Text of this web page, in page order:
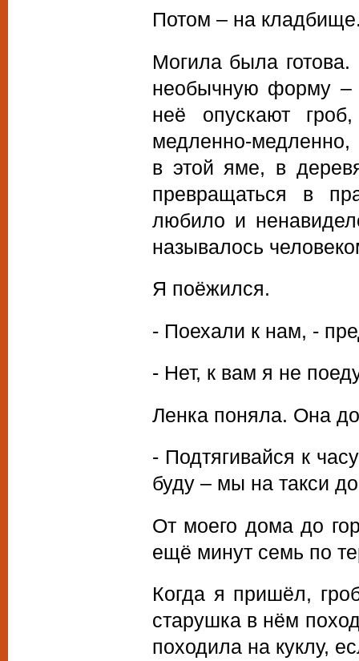
Потом – на
Могила была
необычную форму –
неё опускают
медленно-медленно,
в этой яме, в
превращаться в
любило и
называлось
Я поёжился.
- Поехали к нам, -
- Нет, к вам я не
Ленка поняла. Она
- Подтягивайся к
буду – мы на такси
От моего дома до
ещё минут семь по
Когда я пришёл,
старушка в нём
походила на куклу,